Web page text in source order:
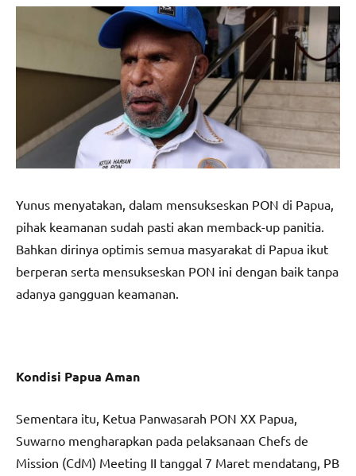
Yunus menyatakan, dalam mensukseskan PON di Papua,
pihak keamanan sudah pasti akan memback-up panitia.
Bahkan dirinya optimis semua masyarakat di Papua ikut
berperan serta mensukseskan PON ini dengan baik tanpa
adanya gangguan keamanan.
Kondisi Papua Aman
Sementara itu, Ketua Panwasarah PON XX Papua,
Suwarno mengharapkan pada pelaksanaan Chefs de
Mission (CdM) Meeting II tanggal 7 Maret mendatang, PB